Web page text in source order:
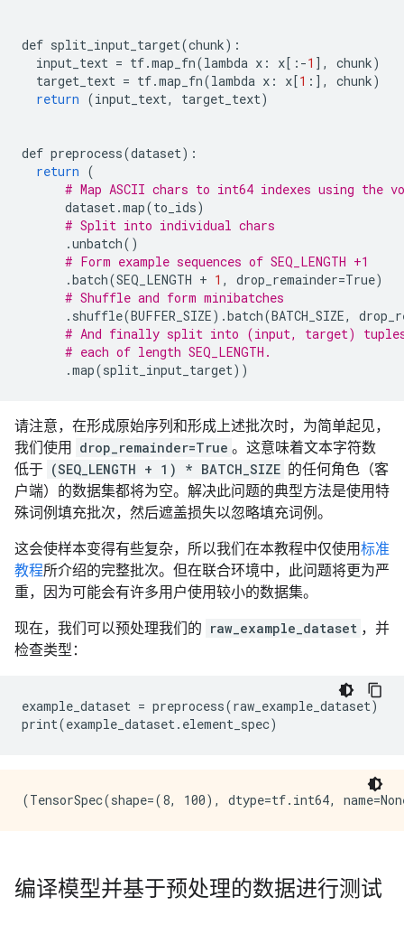
def split_input_target(chunk):
input_text = tf.map_fn(lambda x : x[: -1 ], chunk)
target_text = tf.map_fn(lambda x : x[1 :], chunk)
return (input_text, target_text)
def preprocess(dataset):
return (
# Map ASCII chars to int64 indexes using the
dataset.map(to_ids)
# Split into individual chars
.unbatch()
# Form example sequences of SEQ_LENGTH +1
.batch(SEQ_LENGTH + 1 , drop_remainder=True)
# Shuffle and form minibatches
. shuffle(BUFFER_SIZE) .batch(BATCH_SIZE,
# And finally split into (input, target)
# each of length SEQ_LENGTH.
.map(split_input_target))
请注意，在形成原始序列和形成上述批次时，为简单起见，
我们使用
drop_remainder=True 。这意味着文本字符数
低于 (SEQ_LENGTH + 1) * BATCH_SIZE 的任何角色（客
户端）的数据集都将为空。解决此问题的典型方法是使用特
殊词例填充批次，然后遮盖损失以忽略填充词例。
这会使样本变得有些复杂，所以我们在本教程中仅使用标准
教程所介绍的完整批次。但在联合环境中，此问题将更为严
重，因为可能会有许多用户使用较小的数据集。
现在，我们可以预处理我们的 raw_example_dataset ，并
检查类型：
example_dataset = preprocess(raw_example_dataset)
编译模型并基于预处理的数据进行测试